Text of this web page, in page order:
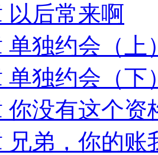
以后常来啊
单独约会（上
单独约会（下
你没有这个资
兄弟，你的账